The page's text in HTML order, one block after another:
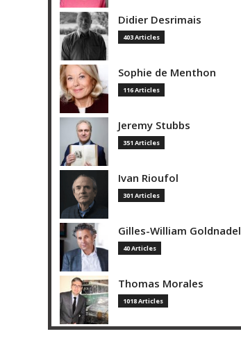
Didier Desrimais
403 Articles
Sophie de Menthon
116 Articles
Jeremy Stubbs
351 Articles
Ivan Rioufol
301 Articles
Gilles-William Goldnadel
40 Articles
Thomas Morales
1018 Articles